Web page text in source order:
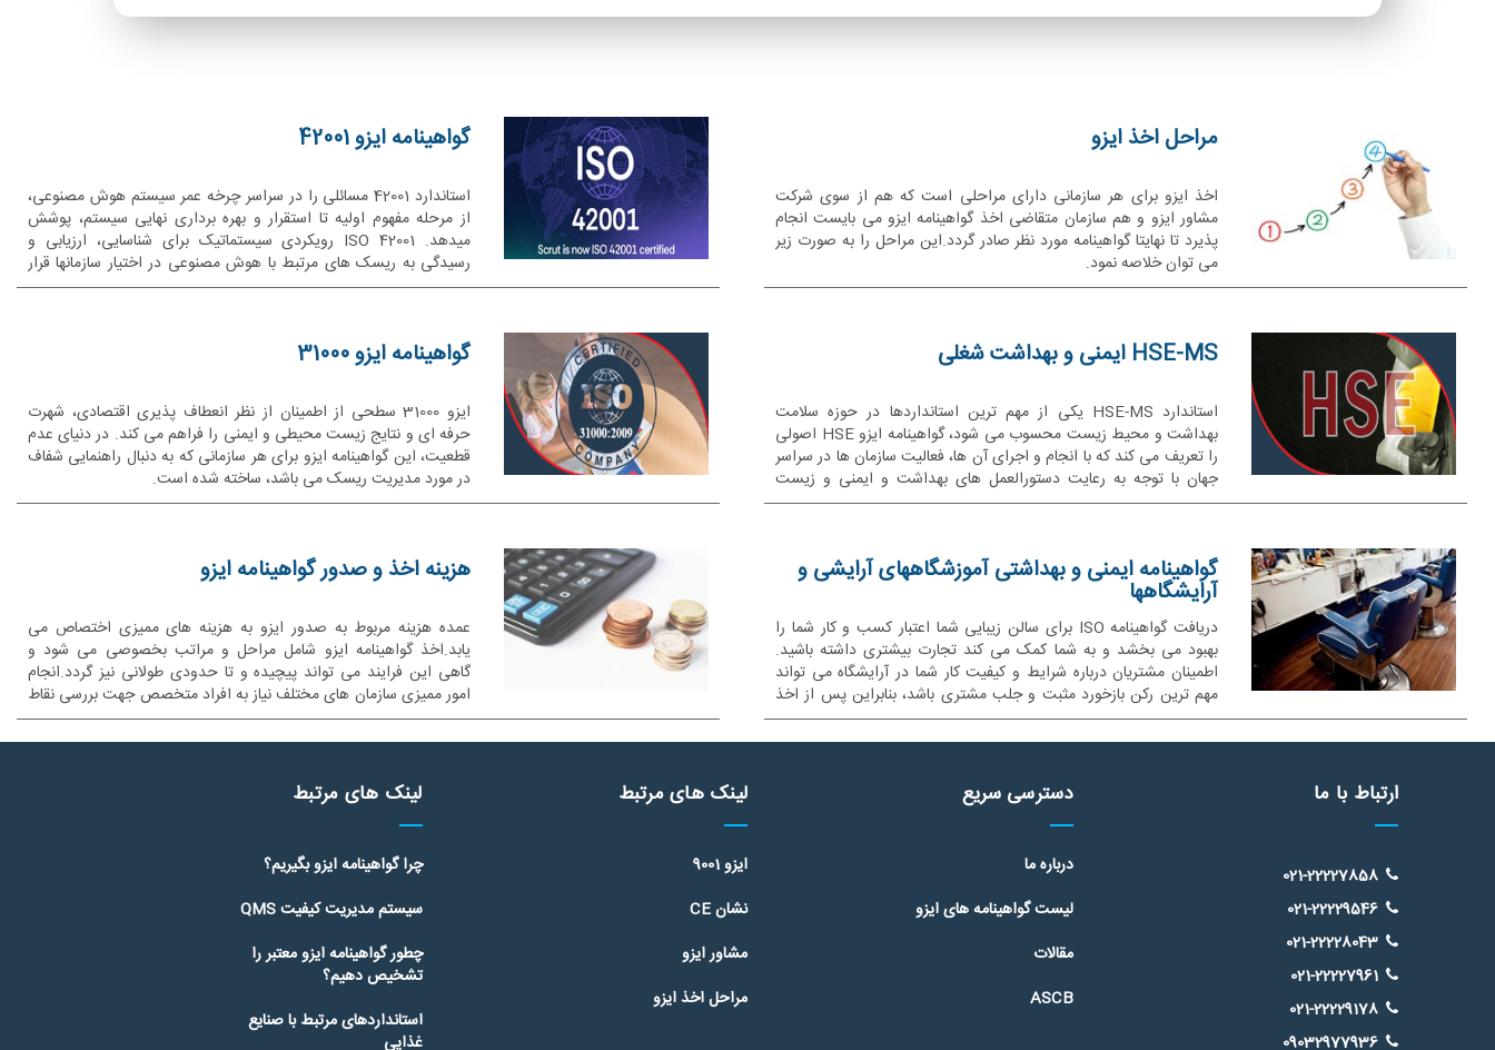
مراحل اخذ ایزو
اخذ ایزو برای هر سازمانی دارای مراحلی است که هم از سوی شرکت
مشاور ایزو و هم سازمان متقاضی اخذ گواهینامه ایزو می بایست انجام
پذیرد تا نهایتا گواهینامه مورد نظر صادر گردد.این مراحل را به صورت زیر
می توان خلاصه نمود.
گواهینامه ایزو 42001
استاندارد 42001 مسائلی را در سراسر چرخه عمر سیستم هوش مصنوعی،
از مرحله مفهوم اولیه تا استقرار و بهره برداری نهایی سیستم، پوشش
میدهد. ISO 42001 رویکردی سیستماتیک برای شناسایی، ارزیابی و
رسیدگی به ریسک های مرتبط با هوش مصنوعی در اختیار سازمانها قرار
میدهد.
HSE-MS ایمنی و بهداشت شغلی
استاندارد HSE-MS یکی از مهم ترین استانداردها در حوزه سلامت
بهداشت و محیط زیست محسوب می شود، گواهینامه ایزو HSE اصولی
را تعریف می کند که با انجام و اجرای آن ها، فعالیت سازمان ها در سراسر
جهان با توجه به رعایت دستورالعمل های بهداشت و ایمنی و زیست
محیط انجام می پذیرد.
گواهینامه ایزو 31000
ایزو 31000 سطحی از اطمینان از نظر انعطاف پذیری اقتصادی، شهرت
حرفه ای و نتایج زیست محیطی و ایمنی را فراهم می کند. در دنیای عدم
قطعیت، این گواهینامه ایزو برای هر سازمانی که به دنبال راهنمایی شفاف
در مورد مدیریت ریسک می باشد، ساخته شده است.
گواهینامه ایمنی و بهداشتی آموزشگاههای آرایشی و
آرایشگاهها
دریافت گواهینامه ISO برای سالن زیبایی شما اعتبار کسب و کار شما را
بهبود می بخشد و به شما کمک می کند تجارت بیشتری داشته باشید.
اطمینان مشتریان درباره شرایط و کیفیت کار شما در آرایشگاه می تواند
مهم ترین رکن بازخورد مثبت و جلب مشتری باشد، بنابراین پس از اخذ
مدرک آرایشگری و صدور کارت بهداشت، شما می توانید با انجام برخی
الزامات برای محیط کار خود اقدام به دریافت گواهینامه آرایشگری نمایید.
هزینه اخذ و صدور گواهینامه ایزو
عمده هزینه مربوط به صدور ایزو به هزینه های ممیزی اختصاص می
یابد.اخذ گواهینامه ایزو شامل مراحل و مراتب بخصوصی می شود و
گاهی این فرایند می تواند پیچیده و تا حدودی طولانی نیز گردد.انجام
امور ممیزی سازمان های مختلف نیاز به افراد متخصص جهت بررسی نقاط
قوت و ضعف سازمان
لینک های مرتبط
چرا گواهینامه ایزو بگیریم؟
سیستم مدیریت کیفیت QMS
چطور گواهینامه ایزو معتبر را
تشخیص دهیم؟
استانداردهای مرتبط با صنایع
غذایی
لینک های مرتبط
ایزو 9001
نشان CE
مشاور ایزو
مراحل اخذ ایزو
دسترسی سریع
درباره ما
لیست گواهینامه های ایزو
مقالات
ASCB
ارتباط با ما
021-22227858
021-22229546
021-22228043
021-22227961
021-22229178
09032977936